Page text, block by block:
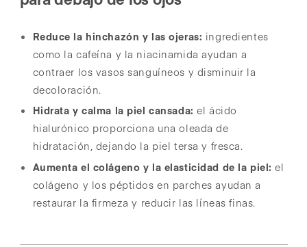
Reduce la hinchazón y las ojeras: ingredientes
como la cafeína y la niacinamida ayudan a
contraer los vasos sanguíneos y disminuir la
decoloración.
Hidrata y calma la piel cansada: el ácido
hialurónico proporciona una oleada de
hidratación, dejando la piel tersa y fresca.
Aumenta el colágeno y la elasticidad de la piel: el
colágeno y los péptidos en parches ayudan a
restaurar la firmeza y reducir las líneas finas.